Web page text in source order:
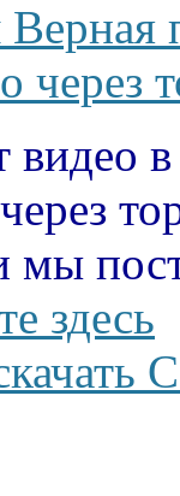
через
видео
мы
здесь